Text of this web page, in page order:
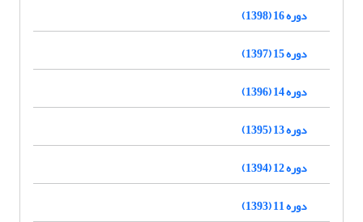
دوره 16 (1398)
دوره 15 (1397)
دوره 14 (1396)
دوره 13 (1395)
دوره 12 (1394)
دوره 11 (1393)